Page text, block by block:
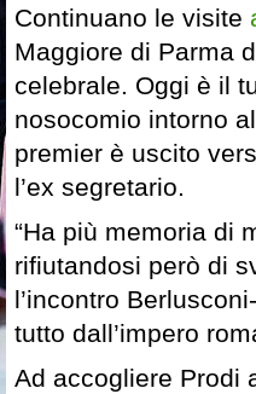
Continuano le visite
Maggiore di Parma
celebrale. Oggi è il
nosocomio intorno
premier è uscito
l’ex segretario.
“Ha più memoria di
rifiutandosi però di
l’incontro
tutto dall’impero
Ad accogliere Prodi